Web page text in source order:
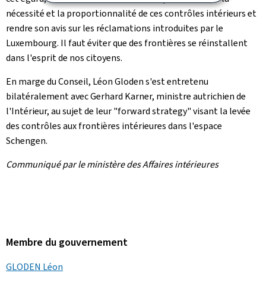
nécessité et la proportionnalité de ces contrôles intérieurs et
rendre son avis sur les réclamations introduites par le
Luxembourg. Il faut éviter que des frontières se réinstallent
dans l'esprit de nos citoyens.
En marge du Conseil, Léon Gloden s'est entretenu
bilatéralement avec Gerhard Karner, ministre autrichien de
l'Intérieur, au sujet de leur "forward strategy" visant la levée
des contrôles aux frontières intérieures dans l'espace
Schengen.
Communiqué par le ministère des Affaires intérieures
Membre du gouvernement
GLODEN Léon